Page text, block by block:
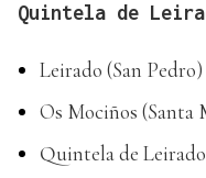
Quintela de
Leirado (San Pedro)
Os Mociños (Santa
Quintela de